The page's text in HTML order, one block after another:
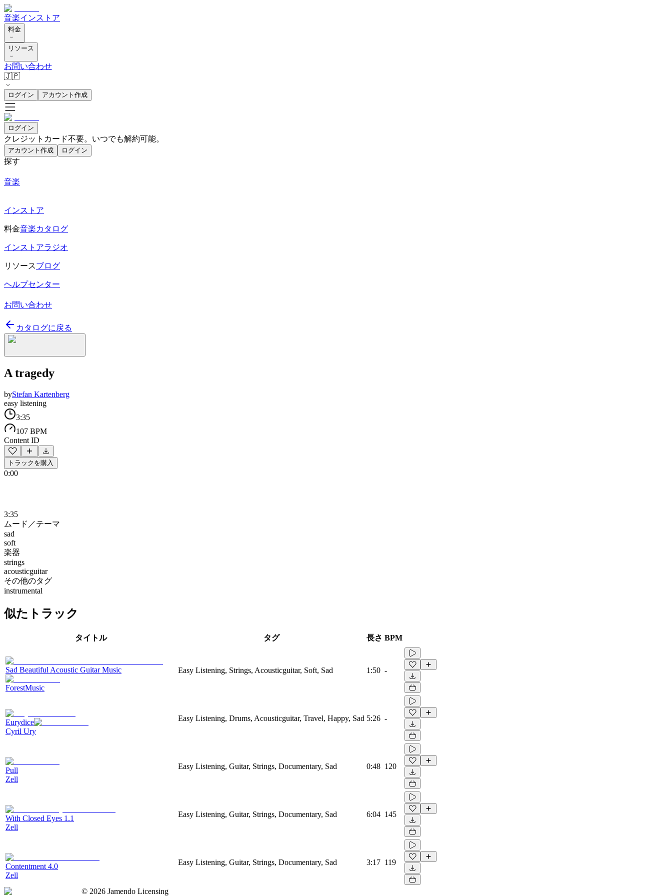
音楽インストア
料金
リソース
お問い合わせ
🇯🇵
ログイン アカウント作成
ログイン
クレジットカード不要。いつでも解約可能。
アカウント作成 ログイン
探す
音楽
インストア
料金音楽カタログ
インストアラジオ
リソースブログ
ヘルプセンター
お問い合わせ
カタログに戻る
A tragedy
byStefan Kartenberg
easy listening
3:35
107 BPM
Content ID
トラックを購入
0:00
3:35
ムード／テーマ
sad
soft
楽器
strings
acousticguitar
その他のタグ
instrumental
似たトラック
タイトル タグ 長さ BPM
Sad Beautiful Acoustic Guitar Music
ForestMusic
Easy Listening, Strings, Acousticguitar, Soft, Sad 1:50 -
Eurydice
Cyril Ury
Easy Listening, Drums, Acousticguitar, Travel, Happy, Sad 5:26 -
Pull
Zell
Easy Listening, Guitar, Strings, Documentary, Sad 0:48 120
With Closed Eyes 1.1
Zell
Easy Listening, Guitar, Strings, Documentary, Sad 6:04 145
Contentment 4.0
Zell
Easy Listening, Guitar, Strings, Documentary, Sad 3:17 119
© 2026 Jamendo Licensing